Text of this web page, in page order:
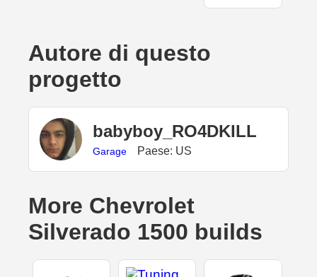
Autore di questo
progetto
babyboy_RO4DKILL
Garage Paese: US
More Chevrolet
Silverado 1500 builds